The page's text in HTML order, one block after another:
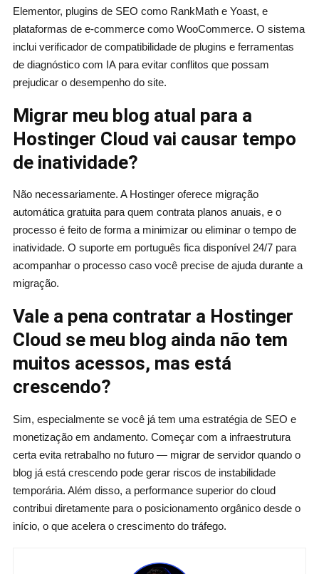
Elementor, plugins de SEO como RankMath e Yoast, e
plataformas de e-commerce como WooCommerce. O sistema
inclui verificador de compatibilidade de plugins e ferramentas
de diagnóstico com IA para evitar conflitos que possam
prejudicar o desempenho do site.
Migrar meu blog atual para a
Hostinger Cloud vai causar tempo
de inatividade?
Não necessariamente. A Hostinger oferece migração
automática gratuita para quem contrata planos anuais, e o
processo é feito de forma a minimizar ou eliminar o tempo de
inatividade. O suporte em português fica disponível 24/7 para
acompanhar o processo caso você precise de ajuda durante a
migração.
Vale a pena contratar a Hostinger
Cloud se meu blog ainda não tem
muitos acessos, mas está
crescendo?
Sim, especialmente se você já tem uma estratégia de SEO e
monetização em andamento. Começar com a infraestrutura
certa evita retrabalho no futuro — migrar de servidor quando o
blog já está crescendo pode gerar riscos de instabilidade
temporária. Além disso, a performance superior do cloud
contribui diretamente para o posicionamento orgânico desde o
início, o que acelera o crescimento do tráfego.